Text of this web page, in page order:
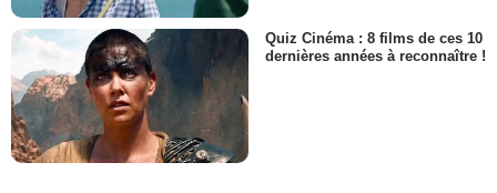
Quiz Cinéma : 8 films de ces 10
dernières années à reconnaître !